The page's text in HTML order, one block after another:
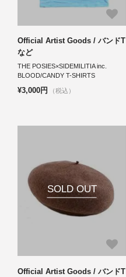
Official Artist Goods / バンドT
など
THE POSIES×SIDEMILITIA inc.
BLOOD/CANDY T-SHIRTS
¥3,000円 （税込）
SOLD OUT
Official Artist Goods / バンドT